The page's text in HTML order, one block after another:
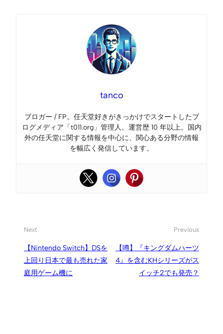
tanco
ブロガー / FP。任天堂好きがきっかけでスタートしたブ
ログメディア「t011.org」管理人。運営歴 10 年以上。国内
外の任天堂に関する情報を中心に、関心ある分野の情報
を幅広く発信しています。
Next
【Nintendo Switch】DSを
上回り日本で最も売れた家
庭用ゲーム機に
Previous
【噂】『キングダムハーツ
4』を含むKHシリーズがス
イッチ2でも発売？